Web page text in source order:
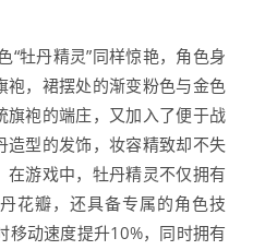
“牡丹精灵”同样惊艳，角色身
袍，裙摆处的渐变粉色与金色
旗袍的端庄，又加入了便于战
造型的发饰，妆容精致却不失
游戏中，牡丹精灵不仅拥有
花瓣，还具备专属的角色技
移动速度提升10%，同时拥有